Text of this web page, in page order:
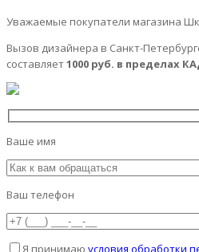
Уважаемые покупатели магазина
Вызов дизайнера в Санкт-
составляет1000 руб. в пределах
Ваше имя
Ваш телефон
Я принимаю условия обработки